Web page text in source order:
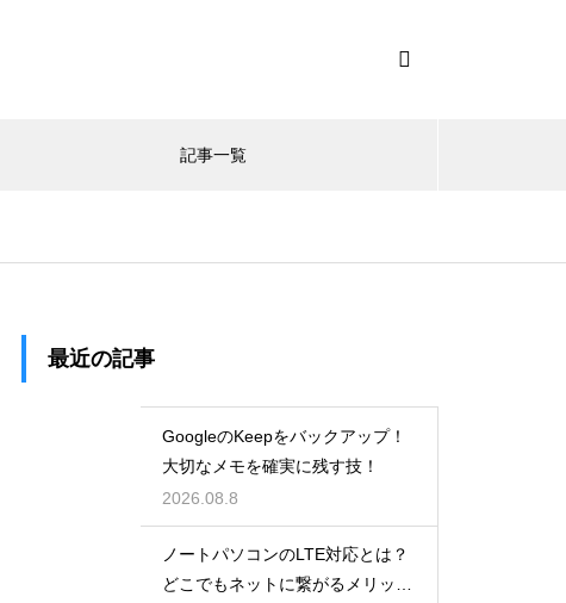
記事一覧
最近の記事
GoogleのKeepをバックアップ！
大切なメモを確実に残す技！
2026.08.8
ノートパソコンのLTE対応とは？
どこでもネットに繋がるメリット